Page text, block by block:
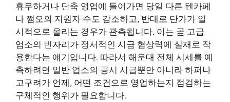
휴무하거나 단축 영업에 들어가면 당일 다른 텐카페
나 쩜오의 지원자 수도 감소하고, 반대로 단가가 일
시적으로 올리는 경우가 관측됩니다. 이는 곧 고급
업소의 빈자리가 정서적인 시급 협상력에 실재로 작
용한다는 얘기입니다. 따라서 해운대 전체 시세를 예
측하려면 일반 업소의 공시 시급뿐만 아니라 하퍼나
고구려가 언제, 어떤 조건으로 영업하는지 점검하는
구체적인 행위가 필요합니다.